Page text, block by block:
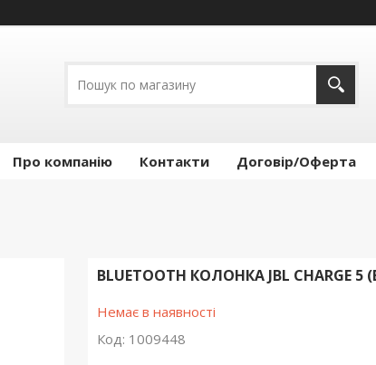
Про компанію Контакти Договір/Оферта
BLUETOOTH КОЛОНКА JBL CHARGE 5
Немає в наявності
Код: 1009448